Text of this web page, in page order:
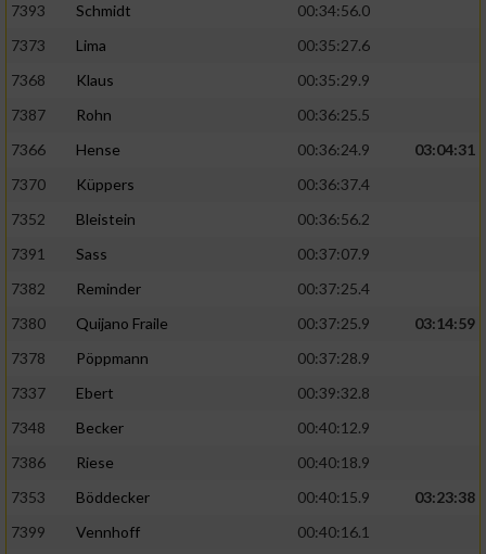
7393
Schmidt
00:34:56.0
7373
Lima
00:35:27.6
7368
Klaus
00:35:29.9
7387
Rohn
00:36:25.5
7366
Hense 00:36:24.9
03:04:31
7370
Küppers
00:36:37.4
7352
Bleistein
00:36:56.2
7391
Sass
00:37:07.9
7382
Reminder
00:37:25.4
7380
Quijano Fraile 00:37:25.9
03:14:59
7378
Pöppmann
00:37:28.9
7337
Ebert
00:39:32.8
7348
Becker
00:40:12.9
7386
Riese
00:40:18.9
7353
Böddecker 00:40:15.9
03:23:38
7399
Vennhoff 00:40:16.1